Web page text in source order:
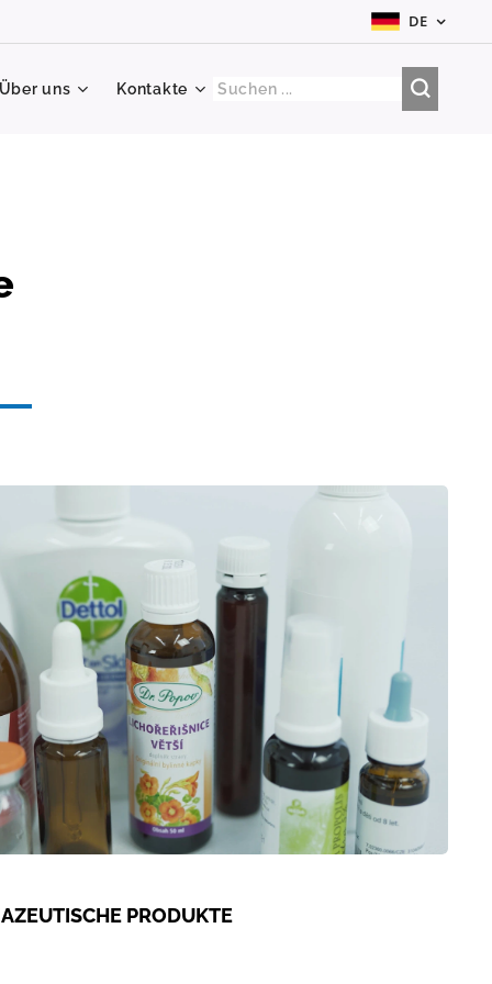
DE
Über uns Kontakte
PRODUKTE